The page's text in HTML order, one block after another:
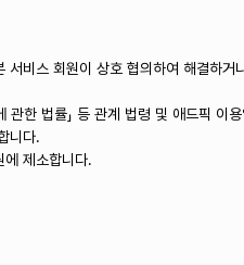
비스 회원이 상호 협의하여 해결하거
한 법률」 등 관계 법령 및 애드픽
니다.
제소합니다.